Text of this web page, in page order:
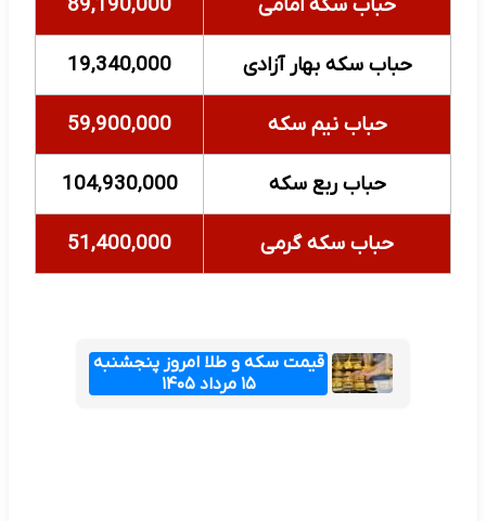
حباب سکه امامی 89,190,000
حباب سکه بهار آزادی 19,340,000
حباب نیم سکه 59,900,000
حباب ربع سکه 104,930,000
حباب سکه گرمی 51,400,000
قیمت سکه و طلا امروز پنجشنبه
۱۵ مرداد ۱۴۰۵